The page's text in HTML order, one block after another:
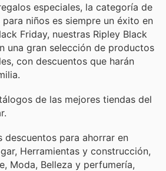
especiales, la categoría de
niños es siempre un éxito en
Friday, nuestras Ripley Black
una gran selección de productos
con descuentos que harán
de las mejores tiendas del
descuentos para ahorrar en
Herramientas y construcción,
Moda, Belleza y perfumería,